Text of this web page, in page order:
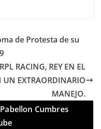
de Protesta de su
RACING, REY EN EL
UN EXTRAORDINARIO
MANEJO.
Cumbres